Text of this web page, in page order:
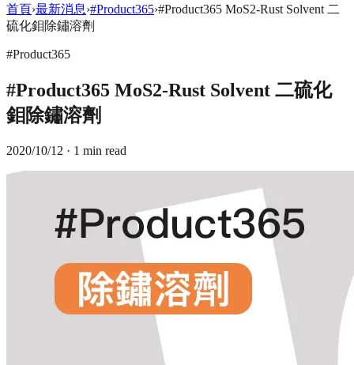
首頁›最新消息›#Product365›#Product365 MoS2-Rust Solvent 二
硫化鉬除鏽溶劑
#Product365
#Product365 MoS2-Rust Solvent 二硫化
鉬除鏽溶劑
2020/10/12 · 1 min read